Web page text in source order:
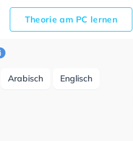
Theorie am PC lernen
Arabisch Englisch